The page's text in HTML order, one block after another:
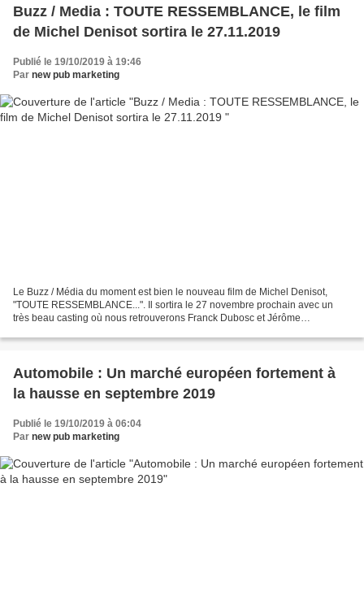
Buzz / Media : TOUTE RESSEMBLANCE, le film
de Michel Denisot sortira le 27.11.2019
Publié le 19/10/2019 à 19:46
Par new pub marketing
Le Buzz / Média du moment est bien le nouveau film de Michel Denisot,
"TOUTE RESSEMBLANCE...". Il sortira le 27 novembre prochain avec un
très beau casting où nous retrouverons Franck Dubosc et Jérôme
Automobile : Un marché européen fortement à
la hausse en septembre 2019
Publié le 19/10/2019 à 06:04
Par new pub marketing